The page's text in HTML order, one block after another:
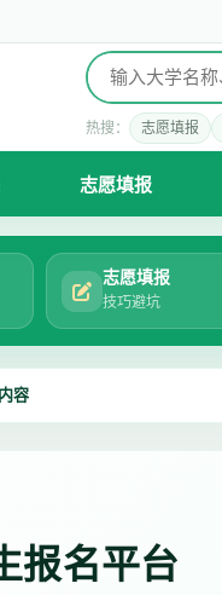
热搜： 志愿填报
志愿填报
志愿填报
技巧避坑
容
报名平台